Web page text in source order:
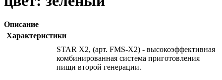
Описание
Характеристики
STAR X2, (арт. FMS-X2) - высокоэффективная
комбинированная система приготовления
пищи второй генерации.